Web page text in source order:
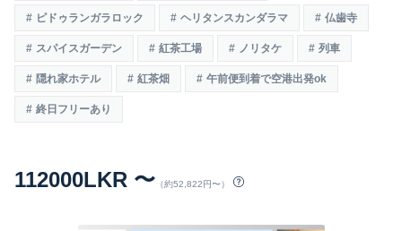
ピドゥランガラロック ヘリタンスカンダラマ 仏歯寺
スパイスガーデン 紅茶工場 ノリタケ 列車
隠れ家ホテル 紅茶畑 午前便到着で空港出発ok
終日フリーあり
112000LKR 〜 （約52,822円〜）